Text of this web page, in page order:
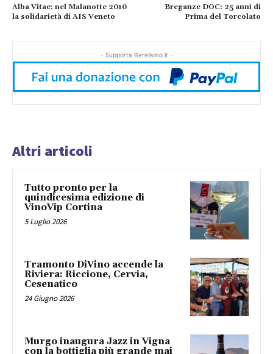
Alba Vitae: nel Malanotte 2010
la solidarietà di AIS Veneto
Breganze DOC: 25 anni di
Prima del Torcolato
- Supporta Bereilvino.it -
Altri articoli
Tutto pronto per la
quindicesima edizione di
VinoVip Cortina
5 Luglio 2026
Tramonto DiVino accende la
Riviera: Riccione, Cervia,
Cesenatico
24 Giugno 2026
Murgo inaugura Jazz in Vigna
con la bottiglia più grande mai